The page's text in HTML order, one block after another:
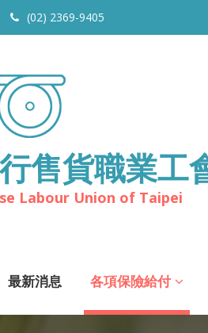
(02) 2369-9405
售貨職業工
Labour Union of Taipei
最新消息 各項保險給付